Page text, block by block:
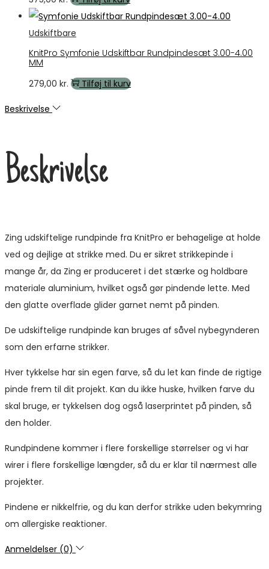
Udskiftbare
KnitPro Symfonie Udskiftbar Rundpindesæt 3.00-4.00
MM
279,00 kr. Tilføj til kurv
Beskrivelse
Beskrivelse
Zing udskiftelige rundpinde fra KnitPro er behagelige at holde
ved og dejlige at strikke med. Du er sikret strikkepinde i
mange år, da Zing er produceret i det stærke og holdbare
materiale aluminium, hvilket også gør pindende lette. Med
den glatte overflade glider garnet nemt på pinden.
De udskiftelige rundpinde kan bruges af såvel nybegynderen
som den erfarne strikker.
Hver tykkelse har sin egen farve, så du let kan finde de rigtige
pinde frem til dit projekt. Kan du ikke huske, hvilken farve du
skal bruge, er tykkelsen dog også laserprintet på pinden, så
den holder.
Rundpindene kommer i flere forskellige størrelser og vi har
wirer i flere forskellige længder, så du er klar til nærmest alle
projekter.
Pindene er nikkelfrie, og du kan derfor strikke uden bekymring
om allergiske reaktioner.
Anmeldelser (0)